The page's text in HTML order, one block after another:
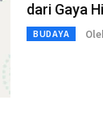
dari Gaya
BUDAYA